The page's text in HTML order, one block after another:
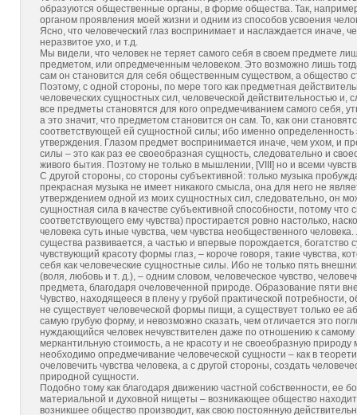
образуются общественные органы, в форме общества. Так,
органом проявления моей жизни и одним из способов усвоения
Ясно, что человеческий глаз воспринимает и наслаждается иначе,
неразвитое ухо, и т.д.
Мы видели, что человек не теряет самого себя в своем предмете
предметом, или опредмеченным человеком. Это возможно лишь
сам он становится для себя общественным существом, а общество
Поэтому, с одной стороны, по мере того как предметная
человеческих сущностных сил, человеческой действительностью
все предметы становятся для кого опредмечиванием самого себя,
а это значит, что предметом становится он сам. То, как они
соответствующей ей сущностной силы; ибо именно
утверждения. Глазом предмет воспринимается иначе, чем ухом, и
силы – это как раз ее своеобразная сущность, следовательно и
живого бытия. Поэтому не только в мышлении, [VIII] но и всеми
С другой стороны, со стороны субъективной: только музыка
прекрасная музыка не имеет никакого смысла, она для него не
утверждением одной из моих сущностных сил, следовательно, он
сущностная сила в качестве субъективной способности, потому
соответствующего ему чувства) простирается ровно настолько,
человека суть иные чувства, чем чувства необщественного
существа развивается, а частью и впервые порождается, богатство
чувствующий красоту формы глаз, – короче говоря, такие чувства,
себя как человеческие сущностные силы. Ибо не только пять
(воля, любовь и т. д.), – одним словом, человеческое чувство,
предмета, благодаря очеловеченной природе. Образование пяти
Чувство, находящееся в плену у грубой практической
не существует человеческой формы пищи, а существует только ее
самую грубую форму, и невозможно сказать, чем отличается это
нуждающийся человек нечувствителен даже по отношению к
меркантильную стоимость, а не красоту и не своеобразную
необходимо опредмечивание человеческой сущности – как в
очеловечить чувства человека, а с другой стороны, создать
природной сущности.
Подобно тому как благодаря движению частной собственности, ее
материальной и духовной нищеты – возникающее общество
возникшее общество производит, как свою постоянную